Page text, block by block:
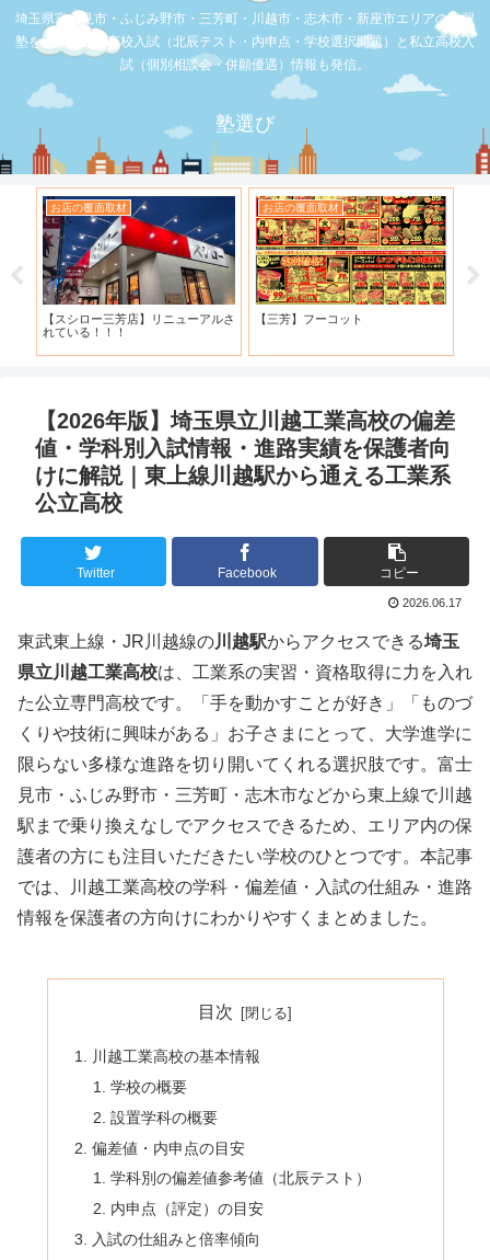
埼玉県富士見市・ふじみ野市・三芳町・川越市・志木市・新座市エリアの学習
塾を比較。公立高校入試（北辰テスト・内申点・学校選択問題）と私立高校入
試（個別相談会・併願優遇）情報も発信。
塾選び
お店の覆面取材
【スシロー三芳店】リニューアルさ
れている！！！
お店の覆面取材
【三芳】フーコット
【2026年版】埼玉県立川越工業高校の偏差
値・学科別入試情報・進路実績を保護者向
けに解説｜東上線川越駅から通える工業系
公立高校
Twitter Facebook コピー
2026.06.17
東武東上線・JR川越線の川越駅からアクセスできる埼玉
県立川越工業高校は、工業系の実習・資格取得に力を入れ
た公立専門高校です。「手を動かすことが好き」「ものづ
くりや技術に興味がある」お子さまにとって、大学進学に
限らない多様な進路を切り開いてくれる選択肢です。富士
見市・ふじみ野市・三芳町・志木市などから東上線で川越
駅まで乗り換えなしでアクセスできるため、エリア内の保
護者の方にも注目いただきたい学校のひとつです。本記事
では、川越工業高校の学科・偏差値・入試の仕組み・進路
情報を保護者の方向けにわかりやすくまとめました。
目次
川越工業高校の基本情報
学校の概要
設置学科の概要
偏差値・内申点の目安
学科別の偏差値参考値（北辰テスト）
内申点（評定）の目安
入試の仕組みと倍率傾向